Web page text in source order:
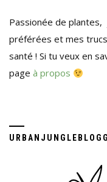
Passionée de
préférées et mes
santé ! Si tu veux en
page à propos